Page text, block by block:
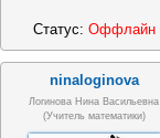
Статус: Оффлайн
ninaloginova
Логинова Нина Васильевна
(учитель математики)